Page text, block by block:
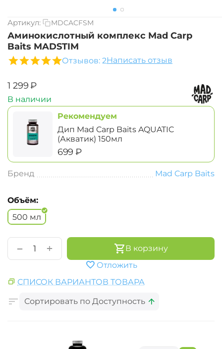
Артикул: MDCACFSM
Аминокислотный комплекс Mad Carp
Baits MADSTIM
Отзывов: 2Написать отзыв
‍1 299‍₽
В наличии
Рекомендуем
Дип Mad Carp Baits AQUATIC
(Акватик) 150мл
‍699‍ ₽
Бренд Mad Carp Baits
Объём:
500 мл
+
−
В корзину
Отложить
СПИСОК ВАРИАНТОВ ТОВАРА
Сортировать по Доступность